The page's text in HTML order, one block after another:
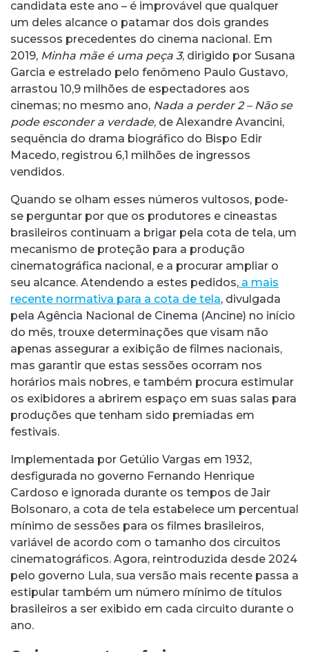
candidata este ano – é improvável que qualquer
um deles alcance o patamar dos dois grandes
sucessos precedentes do cinema nacional. Em
2019, Minha mãe é uma peça 3, dirigido por Susana
Garcia e estrelado pelo fenômeno Paulo Gustavo,
arrastou 10,9 milhões de espectadores aos
cinemas; no mesmo ano, Nada a perder 2 – Não se
pode esconder a verdade, de Alexandre Avancini,
sequência do drama biográfico do Bispo Edir
Macedo, registrou 6,1 milhões de ingressos
vendidos.
Quando se olham esses números vultosos, pode-
se perguntar por que os produtores e cineastas
brasileiros continuam a brigar pela cota de tela, um
mecanismo de proteção para a produção
cinematográfica nacional, e a procurar ampliar o
seu alcance. Atendendo a estes pedidos, a mais
recente normativa para a cota de tela, divulgada
pela Agência Nacional de Cinema (Ancine) no início
do mês, trouxe determinações que visam não
apenas assegurar a exibição de filmes nacionais,
mas garantir que estas sessões ocorram nos
horários mais nobres, e também procura estimular
os exibidores a abrirem espaço em suas salas para
produções que tenham sido premiadas em
festivais.
Implementada por Getúlio Vargas em 1932,
desfigurada no governo Fernando Henrique
Cardoso e ignorada durante os tempos de Jair
Bolsonaro, a cota de tela estabelece um percentual
mínimo de sessões para os filmes brasileiros,
variável de acordo com o tamanho dos circuitos
cinematográficos. Agora, reintroduzida desde 2024
pelo governo Lula, sua versão mais recente passa a
estipular também um número mínimo de títulos
brasileiros a ser exibido em cada circuito durante o
ano.